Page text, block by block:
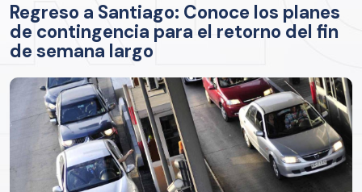
Regreso a Santiago: Conoce los planes
de contingencia para el retorno del fin
de semana largo